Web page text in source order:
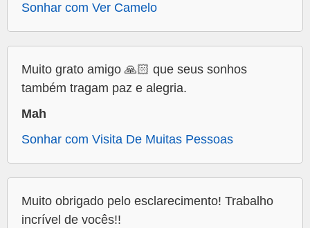
Sonhar com Ver Camelo
Muito grato amigo 🙏🏻 que seus sonhos
também tragam paz e alegria.
Mah
Sonhar com Visita De Muitas Pessoas
Muito obrigado pelo esclarecimento! Trabalho
incrível de vocês!!